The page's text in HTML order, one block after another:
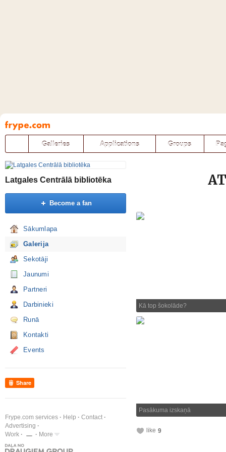
Pāriet
uz
saturu
Galleries Applications Groups
Latgales Centrālā bibliotēka
Become a fan
Sākumlapa
Galerija
Sekotāji
Jaunumi
Partneri
Darbinieki
Runā
Kontakti
Events
Share
Frype.com services Help
Contact
Advertising
Work
More
Kā top šokolāde?
Pasākuma izskaņā
like 9